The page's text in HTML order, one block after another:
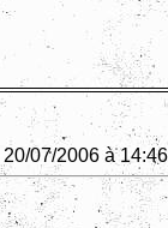
20/07/2006 à